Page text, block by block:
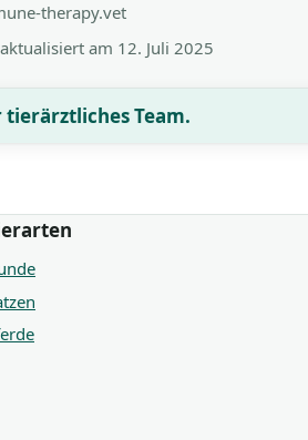
therapy.vet
am 12. Juli 2025
Team.